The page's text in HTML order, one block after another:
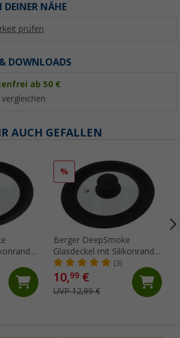
DEINER NÄHE
prüfen
DOWNLOADS
ab 50 €
AUCH GEFALLEN
%
Berger DeepSmoke
Glasdeckel mit Silikonrand
Kochtopf ⌀16/18/20
(3)
10,99€
UVP 12,99 €